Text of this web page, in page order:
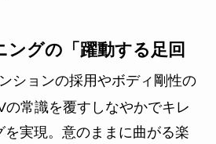
ングの「躍動する足回
ションの採用やボディ剛性の
の常識を覆すしなやかでキレ
実現。意のままに曲がる楽